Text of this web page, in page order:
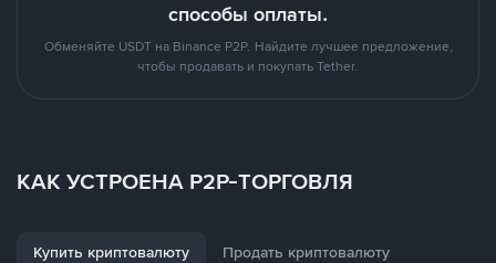
способы оплаты.
Обменяйте USDT на Binance P2P. Найдите лучшее предложение,
чтобы продавать и покупать Tether.
КАК УСТРОЕНА P2P-ТОРГОВЛЯ
Купить криптовалюту Продать криптовалюту